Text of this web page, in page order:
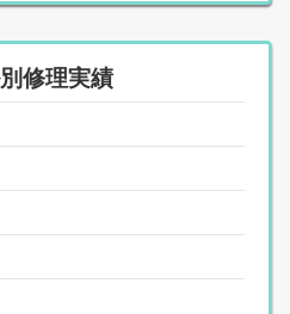
修理
ラス交換修理
理
ステム復旧
度）
修理
修理実績